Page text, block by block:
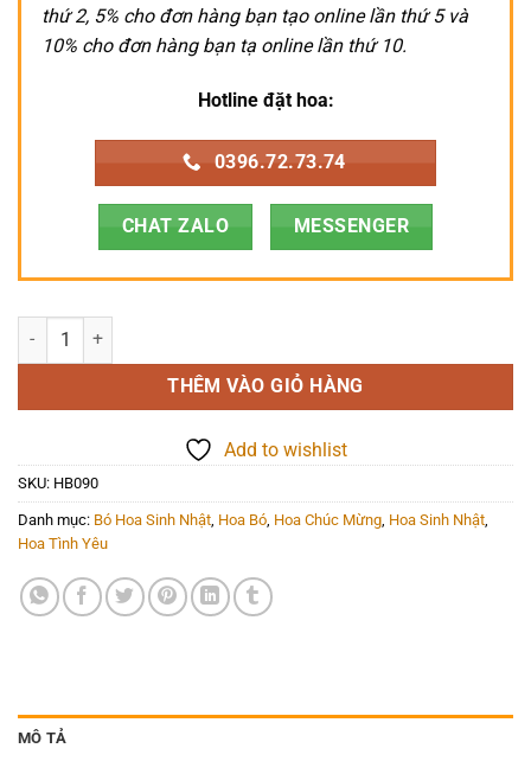
thứ 2, 5% cho đơn hàng bạn tạo online lần thứ 5 và
10% cho đơn hàng bạn tạ online lần thứ 10.
Hotline đặt hoa:
0396.72.73.74
CHAT ZALO MESSENGER
Hoa Bó - HB090 số lượng
THÊM VÀO GIỎ HÀNG
Add to wishlist
SKU: HB090
Danh mục: Bó Hoa Sinh Nhật Hoa Bó Hoa Chúc Mừng Hoa Sinh Nhật
Hoa Tình Yêu
MÔ TẢ